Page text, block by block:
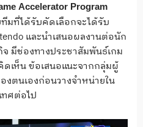
Accelerator Program
มที่ได้รับคัดเลือกจะได้รับ
และนำเสนอผลงานต่อนัก
มีช่องทางประชาสัมพันธ์เกม
เห็น ข้อเสนอแนะจากกลุ่มผู้
งตนเองก่อนวางจำหน่ายใน
ทศต่อไป